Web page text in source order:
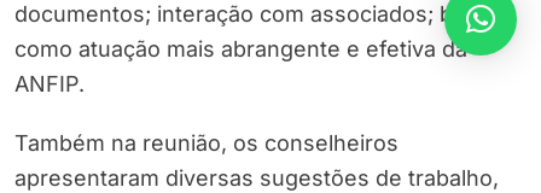
documentos; interação com associados; bem
como atuação mais abrangente e efetiva da
ANFIP.
Também na reunião, os conselheiros
apresentaram diversas sugestões de trabalho,